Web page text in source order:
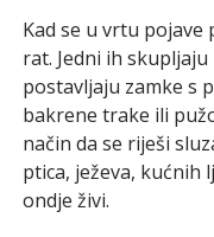
Kad se u vrtu
rat. Jedni ih
postavljaju zamke s
bakrene trake ili
način da se riješi
ptica, ježeva, kućnih
ondje živi.